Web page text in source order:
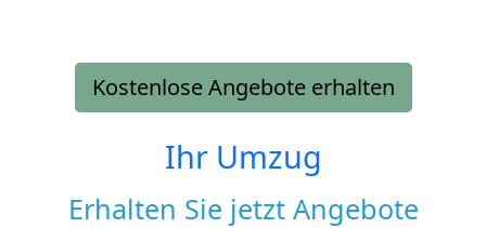
Kostenlose Angebote erhalten
Ihr Umzug
Erhalten Sie jetzt Angebote